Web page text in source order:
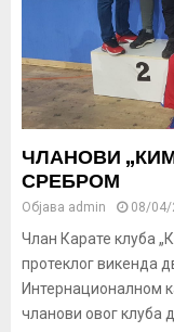
ЧЛАНОВИ
СРЕБРОМ
Објава admin 08/04/
Члан Карате клуба
протеклог викенда
Интернационалном
чланови овог клуба